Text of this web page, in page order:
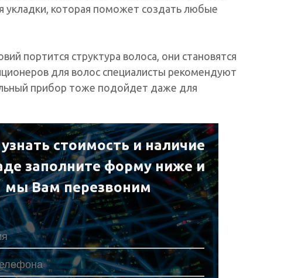
укладки, которая поможет создать любые
портится структура волоса, они становятся
для волос специалисты рекомендуют
прибор тоже подойдет даже для
стоимость и наличие
заполните форму ниже и
мы Вам перезвоним